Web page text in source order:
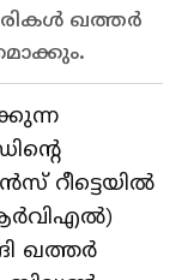
ഖത്തര്‍
റീട്ടെയില്‍
ഖത്തര്‍